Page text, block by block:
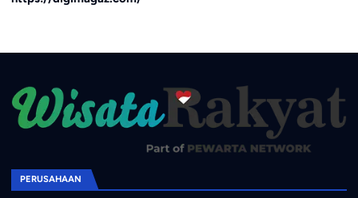
PERUSAHAAN